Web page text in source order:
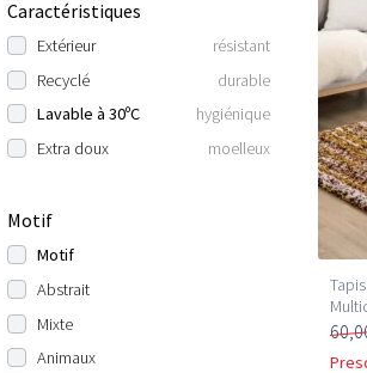
Caractéristiques
Extérieur
résistant
Recyclé
durable
Lavable à 30ºC
hygiénique
Extra doux
moelleux
Motif
Motif
Abstrait
Mixte
Animaux